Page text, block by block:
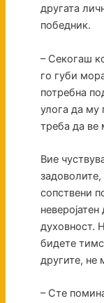
другата
победник.
– Секогаш
го губи
потребна
улога да му
треба да ве
Вие
задоволите,
сопствени
духовност.
бидете
другите, не
– Сте